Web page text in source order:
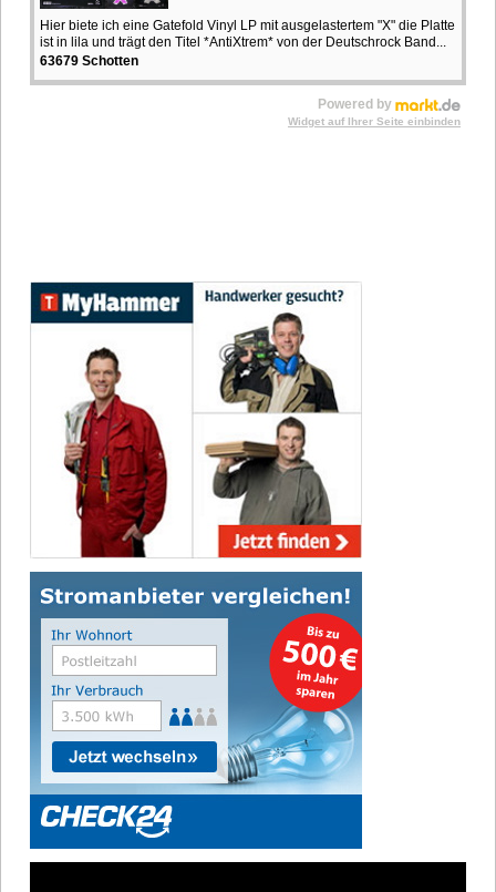
Hier biete ich eine Gatefold Vinyl LP mit ausgelastertem "X" die Platte
ist in lila und trägt den Titel *AntiXtrem* von der Deutschrock Band...
63679 Schotten
Powered by
Widget auf Ihrer Seite einbinden